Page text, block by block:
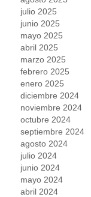
julio 2025
junio 2025
mayo 2025
abril 2025
marzo 2025
febrero 2025
enero 2025
diciembre 2024
noviembre 2024
octubre 2024
septiembre 2024
agosto 2024
julio 2024
junio 2024
mayo 2024
abril 2024